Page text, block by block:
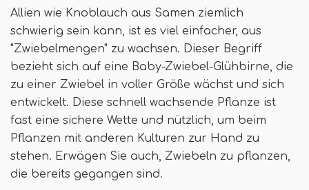
Allien wie Knoblauch aus Samen ziemlich
schwierig sein kann, ist es viel einfacher, aus
"Zwiebelmengen" zu wachsen. Dieser Begriff
bezieht sich auf eine Baby-Zwiebel-Glühbirne, die
zu einer Zwiebel in voller Größe wächst und sich
entwickelt. Diese schnell wachsende Pflanze ist
fast eine sichere Wette und nützlich, um beim
Pflanzen mit anderen Kulturen zur Hand zu
stehen. Erwägen Sie auch, Zwiebeln zu pflanzen,
die bereits gegangen sind.